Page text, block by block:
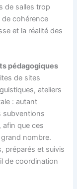
de salles trop
de cohérence
et la réalité des
pédagogiques
de sites
ateliers
: autant
subventions
afin que ces
nombre.
préparés et suivis
de coordination